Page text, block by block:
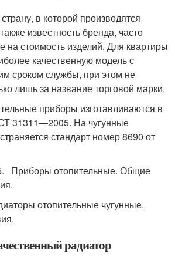
в которой производятся
известность бренда, часто
на стоимость изделий. Для квартиры
качественную модель с
сроком службы, при этом не
лишь за название торговой марки.
приборы изготавливаются в
31311—2005. На чугунные
стандарт номер 8690 от
Приборы отопительные. Общие
отопительные чугунные.
радиатор